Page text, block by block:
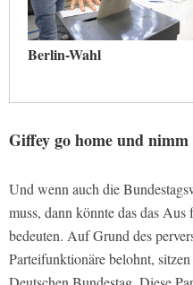
Berlin-Wahl
Giffey go home und
Und wenn auch die
muss, dann könnte das das
bedeuten. Auf Grund des
Parteifunktionäre belohnt,